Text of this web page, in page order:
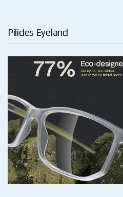
Pilides Eyeland